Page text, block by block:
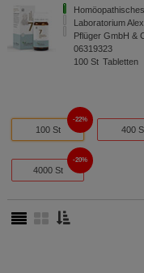
Homöopathisches
Laboratorium
Pflüger GmbH &
06319323
100 St Tabletten
100 St
22%
400
4000 St
20%